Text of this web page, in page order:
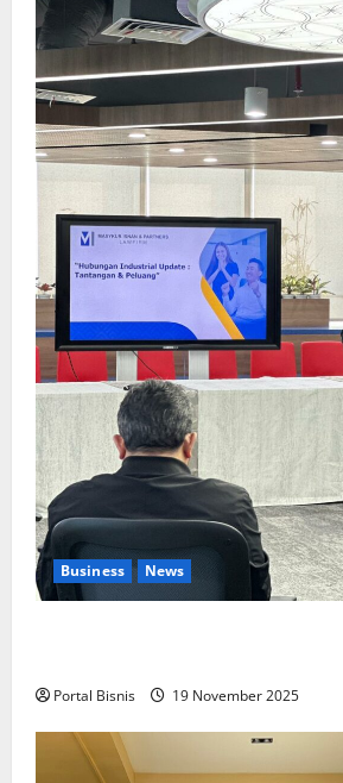
Business News
Portal Bisnis 19 November 2025